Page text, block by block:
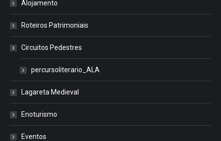
Alojamento
Roteiros Patrimoniais
Circuitos Pedestres
percursoliterario_ALA
Lagareta Medieval
Enoturismo
Eventos